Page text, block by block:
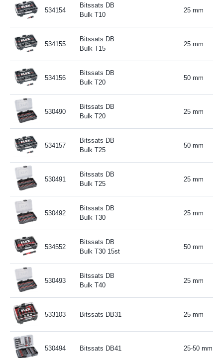
534154
Bitssats DB
Bulk T10
25 mm
534155
Bitssats DB
Bulk T15
25 mm
534156
Bitssats DB
Bulk T20
50 mm
530490
Bitssats DB
Bulk T20
25 mm
534157
Bitssats DB
Bulk T25
50 mm
530491
Bitssats DB
Bulk T25
25 mm
530492
Bitssats DB
Bulk T30
25 mm
534552
Bitssats DB
Bulk T30 15st
50 mm
530493
Bitssats DB
Bulk T40
25 mm
533103 Bitssats DB31 25 mm
530494 Bitssats DB41 25-50 mm